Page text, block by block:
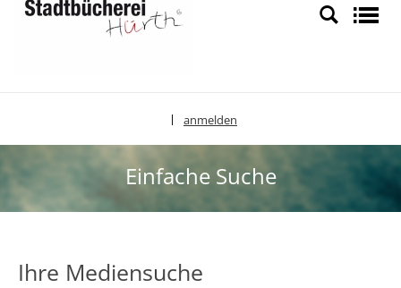
anmelden
Einfache Suche
Ihre Mediensuche